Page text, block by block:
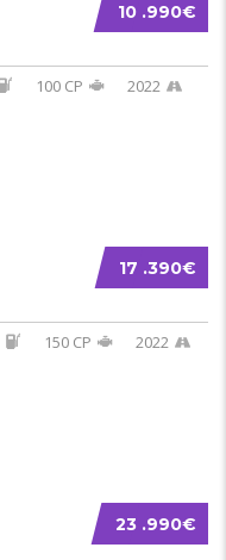
10 .990€
100 CP
2022
17 .390€
150 CP
2022
23 .990€